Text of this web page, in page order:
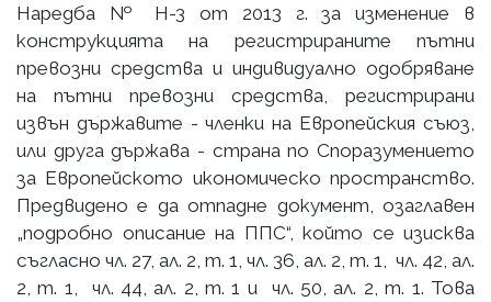
Наредба № Н-3 от 2013 г. за изменение в
конструкцията на регистрираните пътни
превозни средства и индивидуално одобряване
на пътни превозни средства, регистрирани
извън държавите - членки на Европейския съюз,
или друга държава - страна по Споразумението
за Европейското икономическо пространство.
Предвидено е да отпадне документ, озаглавен
„подробно описание на ППС“, който се изисква
съгласно чл. 27, ал. 2, т. 1, чл. 36, ал. 2, т. 1, чл. 42, ал.
2, т. 1, чл. 44, ал. 2, т. 1 и чл. 50, ал. 2, т. 1. Това